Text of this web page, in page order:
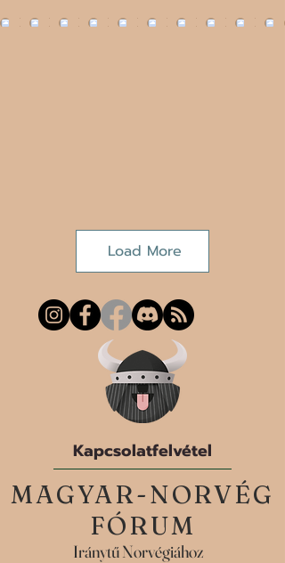
MAGYAR-NORVÉG
FÓRUM
Iránytű Norvégiához
Kapcsolatfelvétel
Load More